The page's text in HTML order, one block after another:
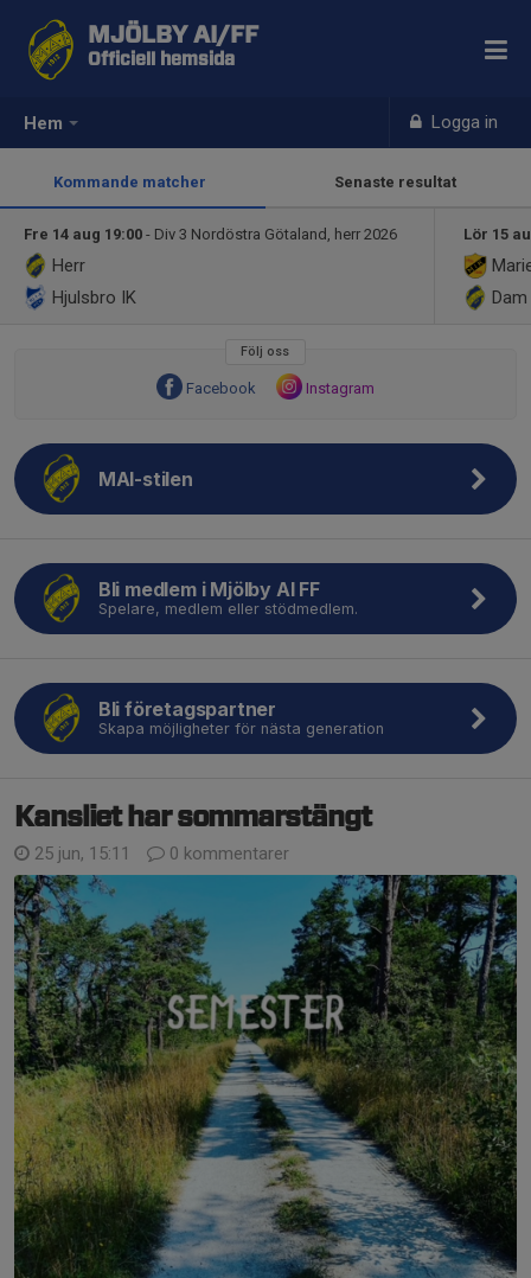
Hem Logga in
MJÖLBY AI/FF
Officiell hemsida
Kommande matcher Senaste resultat
Fre 14 aug 19:00 - Div 3 Nordöstra Götaland, herr 2026
Herr
Hjulsbro IK
Lör 15
Dam
Följ oss
Facebook Instagram
MAI-stilen
Bli medlem i Mjölby AI FF
Spelare, medlem eller stödmedlem.
Bli företagspartner
Skapa möjligheter för nästa generation
Kansliet har sommarstängt
25 jun, 15:11 0 kommentarer